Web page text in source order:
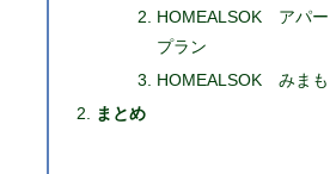
HOMEALSOK アパー
プラン
HOMEALSOK みまも
まとめ